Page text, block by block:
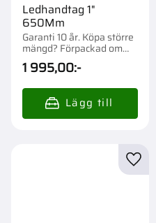
Ledhandtag 1"
650Mm
Garanti 10 år. Köpa större
mängd? Förpackad om
1/3/6/60 st.
1 995,00:-